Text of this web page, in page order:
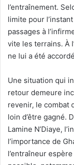
l’entraînement.
limite pour
passages à
vite les terrains. À
ne lui a été
Une situation qui
retour demeure
revenir, le combat
loin d’être gagné.
Lamine N’Diaye,
l’importance de
l’entraîneur